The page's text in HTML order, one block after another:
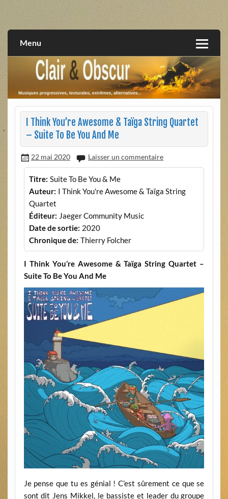
extrêmes, alternatives, texturales
Menu
I Think You’re Awesome & Taïga String Quartet
– Suite To Be You And Me
22 mai 2020 Laisser un commentaire
Titre: Suite To Be You & Me
Auteur: I Think You're Awesome & Taïga String
Quartet
Éditeur: Jaeger Community Music
Date de sortie: 2020
Chronique de: Thierry Folcher
I Think You’re Awesome & Taïga String Quartet –
Suite To Be You And Me
Je pense que tu es génial ! C’est sûrement ce que se
sont dit Jens Mikkel, le bassiste et leader du groupe